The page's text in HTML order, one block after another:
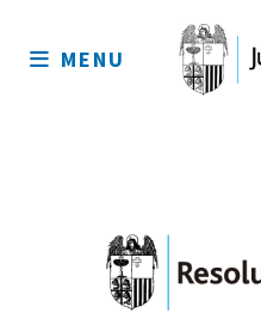
sitio
MENU